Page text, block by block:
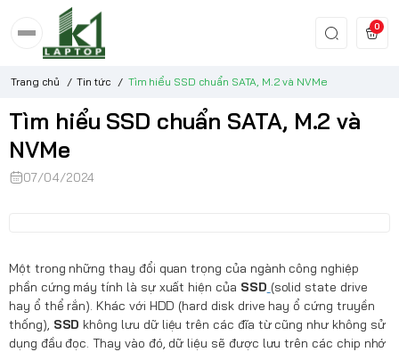
0
Trang chủ / Tin tức / Tìm hiểu SSD chuẩn SATA, M.2 và NVMe
Tìm hiểu SSD chuẩn SATA, M.2 và
NVMe
07/04/2024
Một trong những thay đổi quan trọng của ngành công nghiệp
phần cứng máy tính là sự xuất hiện của SSD (solid state drive
hay ổ thể rắn). Khác với HDD (hard disk drive hay ổ cứng truyền
thống), SSD không lưu dữ liệu trên các đĩa từ cũng như không sử
dụng đầu đọc. Thay vào đó, dữ liệu sẽ được lưu trên các chip nhớ